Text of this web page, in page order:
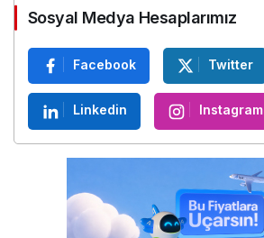
Sosyal Medya Hesaplarımız
Facebook Twitter
Linkedin Instagram